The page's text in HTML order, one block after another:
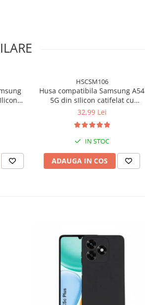
HSCSM106
Husa compatibila Samsung A54
5G din sIlicon catifelat cu
interior din microfibra si
32,99 Lei
IN STOC
ADAUGA IN COS